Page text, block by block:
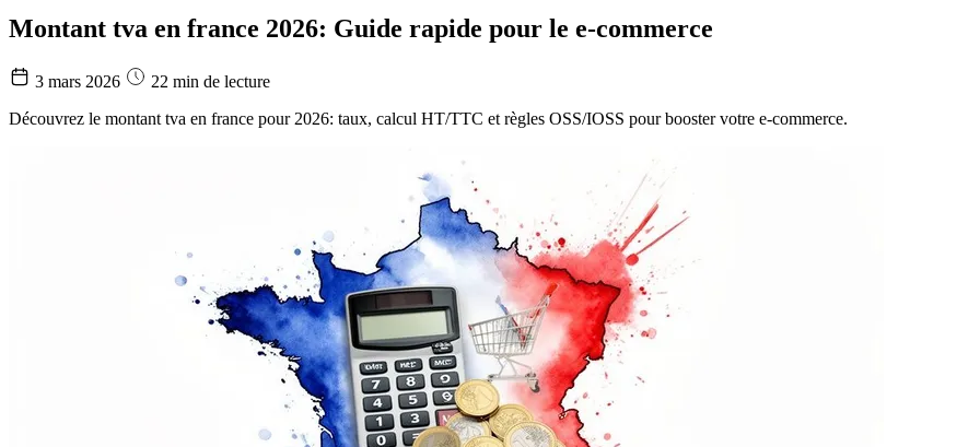
Montant tva en france 2026: Guide rapide pour le e-commerce
3 mars 2026
22 min de lecture
Découvrez le montant tva en france pour 2026: taux, calcul HT/TTC et règles OSS/IOSS pour booster votre e-commerce.